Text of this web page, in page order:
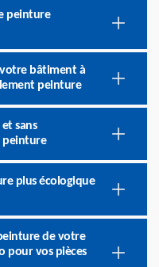
peinture
bâtiment à
peinture
sans
peinture
plus écologique
de votre
pour vos pièces